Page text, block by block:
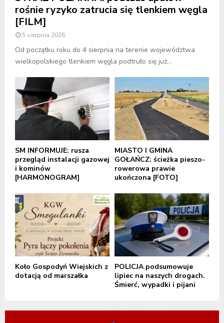
rośnie ryzyko zatrucia się tlenkiem węgla
[FILM]
5 sierpnia 2026
Od początku roku do 4 sierpnia na terenie województwa
wielkopolskiego tlenkiem węgla podtruło się już...
SM INFORMUJE: rusza
przegląd instalacji gazowej
i kominów
[HARMONOGRAM]
MIASTO I GMINA
GOŁAŃCZ: ścieżka pieszo-
rowerowa prawie
ukończona [FOTO]
Koło Gospodyń Wiejskich z
dotacją od marszałka
POLICJA podsumowuje
lipiec na naszych drogach.
Śmierć, wypadki i pijani